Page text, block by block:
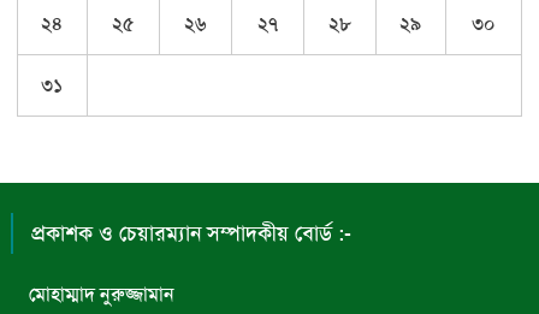
২৪ ২৫ ২৬ ২৭ ২৮ ২৯ ৩০
৩১
প্রকাশক ও চেয়ারম্যান সম্পাদকীয় বোর্ড :-
মোহাম্মাদ নুরুজ্জামান